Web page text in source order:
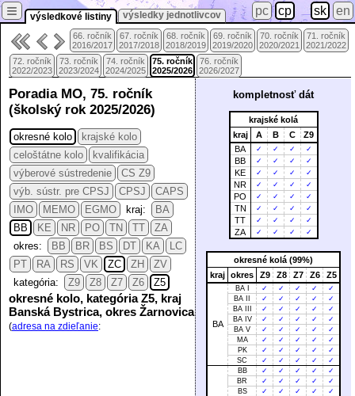
výsledkové listiny výsledky jednotlivcov
≡ pc cp sk en
66. ročník
2016/2017
67. ročník
2017/2018
68. ročník
2018/2019
69. ročník
2019/2020
70. ročník
2020/2021
71. ročník
2021/2022
72. ročník
2022/2023
73. ročník
2023/2024
74. ročník
2024/2025
75. ročník
2025/2026
76. ročník
2026/2027
kompletnosť dát
krajské kolá
kraj
A B C
Z9
BA
✓ ✓ ✓ ✓
BB ✓ ✓ ✓ ✓
KE ✓ ✓ ✓ ✓
NR ✓ ✓ ✓ ✓
PO ✓ ✓ ✓ ✓
TN ✓ ✓ ✓ ✓
TT ✓ ✓ ✓ ✓
ZA ✓ ✓ ✓ ✓
okresné kolá (99%)
kraj okres Z9 Z8 Z7 Z6 Z5
BA
BA I ✓ ✓ ✓ ✓
✓
BA II
✓ ✓ ✓ ✓
✓
BA III
✓ ✓ ✓ ✓
✓
BA IV
✓ ✓ ✓ ✓
✓
BA V
✓ ✓ ✓ ✓
✓
MA
✓ ✓ ✓ ✓
✓
PK
✓ ✓ ✓ ✓
✓
SC
✓ ✓ ✓ ✓ ✓
BB ✓ ✓ ✓ ✓
✓
BR
✓ ✓ ✓ ✓
✓
BS
✓ ✓ ✓ ✓
✓
Poradia MO, 75. ročník
(školský rok 2025/2026)
okresné kolo
krajské kolo
celoštátne kolo
kvalifikácia
výberové sústredenie
CS Z9
výb. sústr. pre CPSJ
CPSJ
CAPS
IMO
MEMO EGMO kraj:
BA
BB
KE NR PO TN TT
ZA
okres:
BB BR BS DT KA
LC
PT
RA RS VK ZC ZH
ZV
kategória:
Z9 Z8 Z7 Z6 Z5
okresné kolo, kategória Z5, kraj
Banská Bystrica, okres Žarnovica
(adresa na zdieľanie: